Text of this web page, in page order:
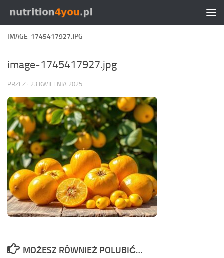
Przejdź do treści
IMAGE-1745417927.JPG
image-1745417927.jpg
PRZEZ · 23 KWIETNIA 2025
MOŻESZ RÓWNIEŻ POLUBIĆ…